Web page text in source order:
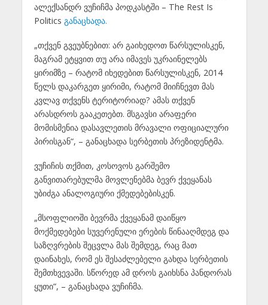
ალექსანდრ ვუჩიჩმა პოდკასტში – The Rest Is
Politics განაცხადა.
„თქვენ გვეუბნებით: არ გაიხედოთ წარსულისკენ,
მაგრამ ეტყვით თუ არა იმავეს უკრაინელებს
ყირიმზე – რატომ იხედებით წარსულისკენ, 2014
წელს დაკარგეთ ყირიმი, რატომ მიიჩნევთ მას
კვლავ თქვენს ტერიტორიად? ამას თქვენ
არასდროს გააკეთებთ. მსგავსი არაფერი
მომისმენია დასავლეთის მრავალი ოფიციალური
პირისგან“, – განაცხადა სერბეთის პრეზიდენტმა.
ვუჩიჩის თქმით, კოსოვოს გარშემო
განვითარებულმა მოვლენებმა ბევრ ქვეყანას
უბიძგა ანალოგიური ქმედებებისკენ.
„მსოფლიოში ბევრმა ქვეყანამ დაიწყო
მოქმედებები სუვერენული ერების წინააღმდეგ და
საზღვრების შეცვლა მას შემდეგ, რაც მათ
დაინახეს, რომ ეს შესაძლებელი გახდა სერბეთის
შემთხვევაში. სწორედ ამ დროს გაიხსნა პანდორას
ყუთი“, – განაცხადა ვუჩიჩმა.